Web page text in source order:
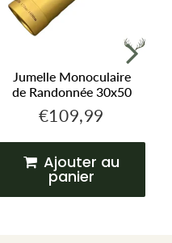
Jumelle Monoculaire
de Randonnée 30x50
Prix
€109,99
Ajouter au
panier